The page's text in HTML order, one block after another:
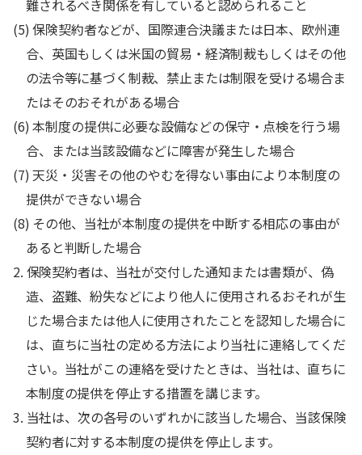
難されるべき関係を有していると認められること
(5) 保険契約者などが、国際連合決議または日本、欧州連
合、英国もしくは米国の貿易・経済制裁もしくはその他
の法令等に基づく制裁、禁止または制限を受ける場合ま
たはそのおそれがある場合
(6) 本制度の提供に必要な設備などの保守・点検を行う場
合、または当該設備などに障害が発生した場合
(7) 天災・災害その他のやむを得ない事由により本制度の
提供ができない場合
(8) その他、当社が本制度の提供を中断する相応の事由が
あると判断した場合
2. 保険契約者は、当社が交付した通知または書類が、偽
造、盗難、紛失などにより他人に使用されるおそれが生
じた場合または他人に使用されたことを認知した場合に
は、直ちに当社の定める方法により当社に連絡してくだ
さい。当社がこの連絡を受けたときは、当社は、直ちに
本制度の提供を停止する措置を講じます。
3. 当社は、次の各号のいずれかに該当した場合、当該保険
契約者に対する本制度の提供を停止します。